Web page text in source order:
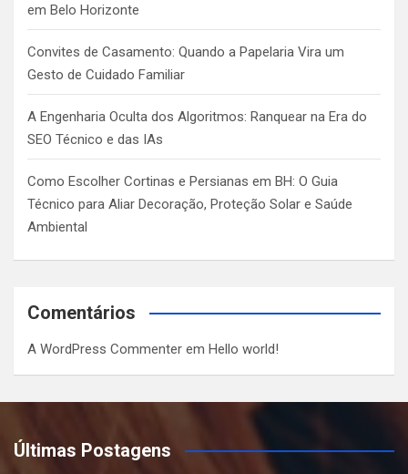
em Belo Horizonte
Convites de Casamento: Quando a Papelaria Vira um
Gesto de Cuidado Familiar
A Engenharia Oculta dos Algoritmos: Ranquear na Era do
SEO Técnico e das IAs
Como Escolher Cortinas e Persianas em BH: O Guia
Técnico para Aliar Decoração, Proteção Solar e Saúde
Ambiental
Comentários
A WordPress Commenter em Hello world!
Últimas Postagens